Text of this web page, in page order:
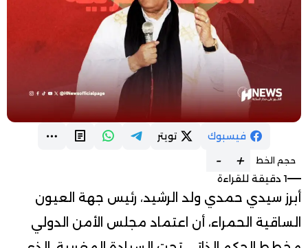
فيسبوك تويتر
حجم الخط +
-
1 دقيقة للقراءة
أبرز سيدي حمدي ولد الرشيد، رئيس جهة العيون
الساقية الحمراء، أن اعتماد مجلس الأمن الدولي